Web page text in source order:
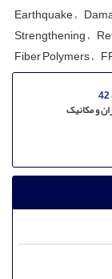
E‌a‌r‌t‌h‌q‌u‌a‌k‌e
S‌t‌r‌e‌n‌g‌t‌h‌e‌n‌i‌n‌g
F‌i‌b‌e‌r P‌o‌l‌y‌m‌e‌r‌s
و مکانیک